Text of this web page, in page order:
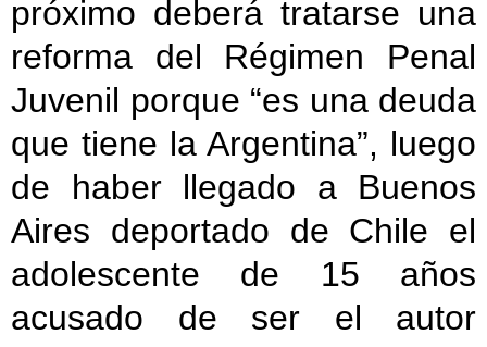
próximo deberá tratarse una
reforma del Régimen Penal
Juvenil porque “es una deuda
que tiene la Argentina”, luego
de haber llegado a Buenos
Aires deportado de Chile el
adolescente de 15 años
acusado de ser el autor